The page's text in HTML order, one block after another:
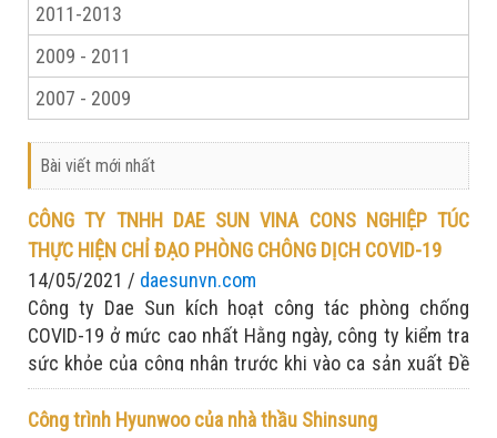
2011-2013
2009 - 2011
2007 - 2009
Bài viết mới nhất
CÔNG TY TNHH DAE SUN VINA CONS NGHIỆP TÚC
THỰC HIỆN CHỈ ĐẠO PHÒNG CHÔNG DỊCH COVID-19
14/05/2021 / daesunvn.com
Công ty Dae Sun kích hoạt công tác phòng chống
COVID-19 ở mức cao nhất Hằng ngày, công ty kiểm tra
sức khỏe của công nhân trước khi vào ca sản xuất Đề
cao tinh thần: Chống dịch nghiêm túc - sản xuất tập
trung
Công trình Hyunwoo của nhà thầu Shinsung